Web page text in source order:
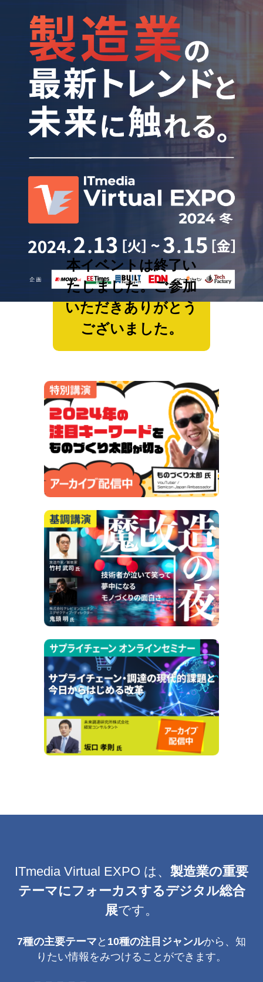
本イベントは終了い
たしました。ご参加
いただきありがとう
ございました。
ITmedia Virtual EXPO は、 製造業の重要
テーマにフォーカスするデジタル総合
展です。
7種の主要テーマ と 10種の注目ジャンルから、知
りたい情報をみつけることができます。